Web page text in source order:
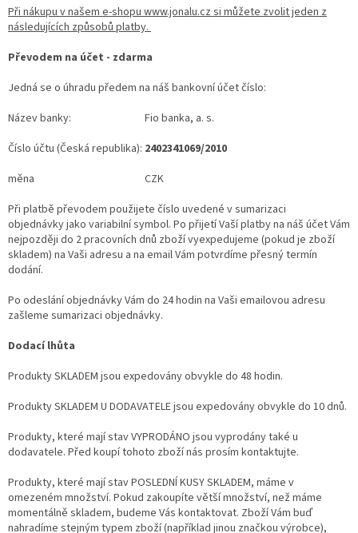
Při nákupu v našem e-shopu www.jonalu.cz si můžete zvolit jeden z
následujících způsobů platby.
Převodem na účet - zdarma
Jedná se o úhradu předem na náš bankovní účet číslo:
Název banky:
Fio banka, a. s.
Číslo účtu (Česká republika): 2402341069/2010
měna
CZK
Při platbě převodem použijete číslo uvedené v sumarizaci
objednávky jako variabilní symbol. Po přijetí Vaší platby na náš účet Vám
nejpozději do 2 pracovních dnů zboží vyexpedujeme (pokud je zboží
skladem) na Vaši adresu a na email Vám potvrdíme přesný termín
dodání.
Po odeslání objednávky Vám do 24 hodin na Vaši emailovou adresu
zašleme sumarizaci objednávky.
Dodací lhůta
Produkty SKLADEM jsou expedovány obvykle do 48 hodin.
Produkty SKLADEM U DODAVATELE jsou expedovány obvykle do 10 dnů.
Produkty, které mají stav VYPRODÁNO jsou vyprodány také u
dodavatele. Před koupí tohoto zboží nás prosím kontaktujte.
Produkty, které mají stav POSLEDNÍ KUSY SKLADEM, máme v
omezeném množství. Pokud zakoupíte větší množství, než máme
momentálně skladem, budeme Vás kontaktovat. Zboží Vám buď
nahradíme stejným typem zboží (například jinou značkou výrobce),